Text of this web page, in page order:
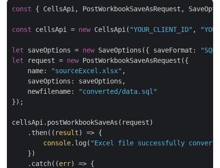
const { CellsApi, PostWorkbookSaveAsRequest,
const cellsApi = new CellsApi( "YOUR_CLIENT_ID" ,
let saveOptions = new SaveOptions({ saveFormat :
"SQL"
let request = new PostWorkbookSaveAsRequest({
name: "sourceExcel.xlsx" ,
saveOptions : saveOptions,
newfilename:
"converted/data.sql"
});
cellsApi.postWorkbookSaveAs(request)
    .then(
( result) => {
console.log( "Excel file successfully
    })
    .catch(
(err) => {